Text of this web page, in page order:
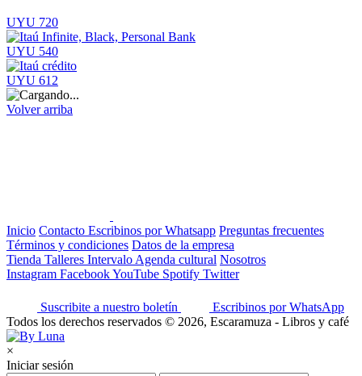
UYU 720
UYU 540
UYU 612
Volver arriba
Inicio Contacto Escribinos por Whatsapp Preguntas frecuentes
Términos y condiciones Datos de la empresa
Tienda Talleres Intervalo Agenda cultural Nosotros
Instagram FacebookYouTube Spotify Twitter
Suscribite a nuestro boletín
Escribinos por WhatsApp
Todos los derechos reservados © 2026, Escaramuza - Libros y café
×
Iniciar sesión